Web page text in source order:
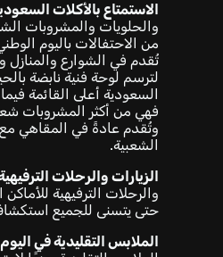
الاستمتاع بالأكلات
والحلويات والمشروبات
من الاحتفالات باليوم
تُقدم في الشوارع والمنازل
لترسم لوحة فنية نابضة
السعودية أعلى القائمة
فهي من أكثر المشروبات
وتُقدم عادةً في المقاهي
الشعبية.
الزيارات والرحلات
والرحلات الترفيهية للأماكن
حتى يتسنى للجميع
الملابس التقليدية في